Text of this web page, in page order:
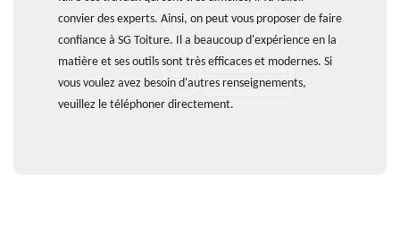
convier des experts. Ainsi, on peut vous proposer de faire
confiance à SG Toiture. Il a beaucoup d'expérience en la
matière et ses outils sont très efficaces et modernes. Si
vous voulez avez besoin d'autres renseignements,
veuillez le téléphoner directement.